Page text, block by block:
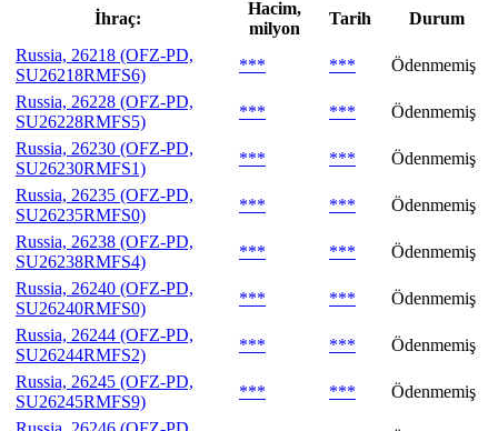
İhraç:
Hacim,
milyon
Tarih
Durum
Russia, 26218 (OFZ-PD,
SU26218RMFS6)
*** ***
Ödenmemiş
Russia, 26228 (OFZ-PD,
SU26228RMFS5)
*** ***
Ödenmemiş
Russia, 26230 (OFZ-PD,
SU26230RMFS1)
*** ***
Ödenmemiş
Russia, 26235 (OFZ-PD,
SU26235RMFS0)
*** ***
Ödenmemiş
Russia, 26238 (OFZ-PD,
SU26238RMFS4)
*** ***
Ödenmemiş
Russia, 26240 (OFZ-PD,
SU26240RMFS0)
*** ***
Ödenmemiş
Russia, 26244 (OFZ-PD,
SU26244RMFS2)
*** ***
Ödenmemiş
Russia, 26245 (OFZ-PD,
SU26245RMFS9)
*** ***
Ödenmemiş